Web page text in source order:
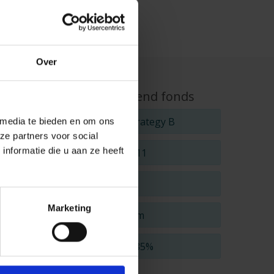
Over
te bieden en om ons
partners voor social
die u aan ze heeft
Marketing
onderliggend fonds
Naam: DPAM B Defensive Strategy B
Datum oprichting:02/11/2011
ISIN:BE6227492921
Beheerder:Degroof Petercam
(max) management fee: 0,85%